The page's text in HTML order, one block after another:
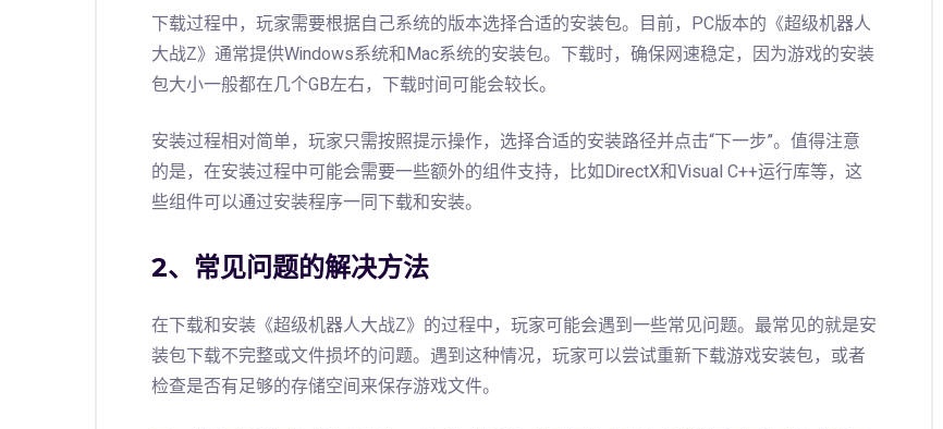
下载过程中，玩家需要根据自己系统的版本选择合适的安装包。目前，PC版本的《超级机器人
大战Z》通常提供Windows系统和Mac系统的安装包。下载时，确保网速稳定，因为游戏的安装
包大小一般都在几个GB左右，下载时间可能会较长。
安装过程相对简单，玩家只需按照提示操作，选择合适的安装路径并点击“下一步”。值得注意
的是，在安装过程中可能会需要一些额外的组件支持，比如DirectX和Visual C++运行库等，这
些组件可以通过安装程序一同下载和安装。
2、常见问题的解决方法
在下载和安装《超级机器人大战Z》的过程中，玩家可能会遇到一些常见问题。最常见的就是安
装包下载不完整或文件损坏的问题。遇到这种情况，玩家可以尝试重新下载游戏安装包，或者
检查是否有足够的存储空间来保存游戏文件。